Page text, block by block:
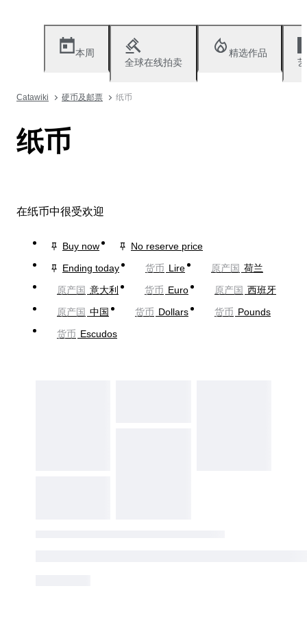
本周
全球在线拍卖
精选作品
Catawiki 硬币及邮票 纸币
纸币
在纸币中很受欢迎
Buy now
No reserve price
Ending today
货币 Lire 原产国 荷兰
原产国 意大利 货币 Euro 原产国 西班牙
原产国 中国 货币 Dollars 货币 Pounds
货币 Escudos